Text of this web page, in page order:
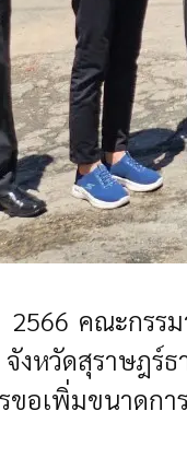
คณะกรรม
งหวัดสุราษฎร์
อเพิ่มขนาดกา